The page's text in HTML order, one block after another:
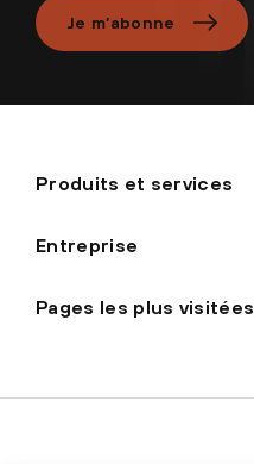
Je m’abonne
Produits et services
Entreprise
Pages les plus visitées